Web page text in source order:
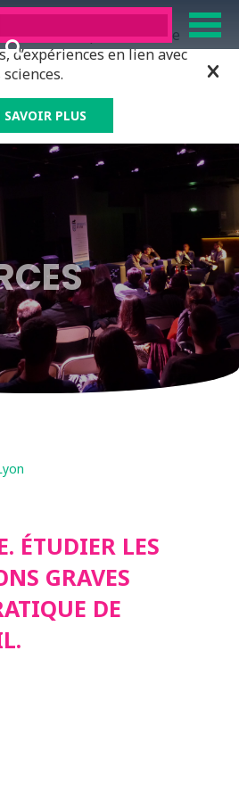
à tous ceux qui ont soif de
d’expériences en lien avec
sciences.
SAVOIR PLUS
ÉTUDIER LES
GRAVES
DE